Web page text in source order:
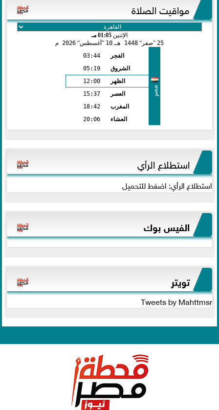
مواقيت الصلاة
الإثنين 01:05 مـ
25 صفر 1448 هـ 10 أغسطس 2026 م
مصر
الفجر
03:44
الشروق
05:19
الظهر
12:00
العصر
15:37
المغرب
18:42
العشاء
20:06
استطلاع الرأي
استطلاع الرأي: اضغط للتحميل
الفيس بوك
تويتر
Tweets by Mahttmsr